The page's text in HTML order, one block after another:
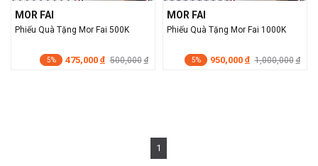
MOR FAI
Phiếu Quà Tặng Mor Fai 500K
5% 475,000 đ 500,000 đ
MOR FAI
Phiếu Quà Tặng Mor Fai 1000K
5% 950,000 đ 1,000,000 đ
1